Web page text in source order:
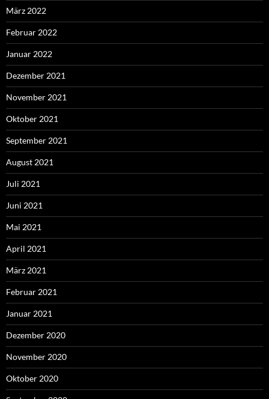
März 2022
Februar 2022
Januar 2022
Dezember 2021
November 2021
Oktober 2021
September 2021
August 2021
Juli 2021
Juni 2021
Mai 2021
April 2021
März 2021
Februar 2021
Januar 2021
Dezember 2020
November 2020
Oktober 2020